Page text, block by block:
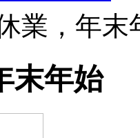
業，年末
末年始